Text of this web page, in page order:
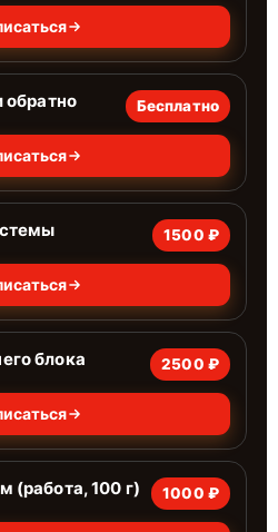
обратно Бесплатно
1500 ₽
блока 2500 ₽
(работа, 100 г) 1000 ₽